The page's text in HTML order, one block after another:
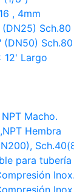
, 4mm
(DN50)
12' Largo
Macho.
Hembra
para